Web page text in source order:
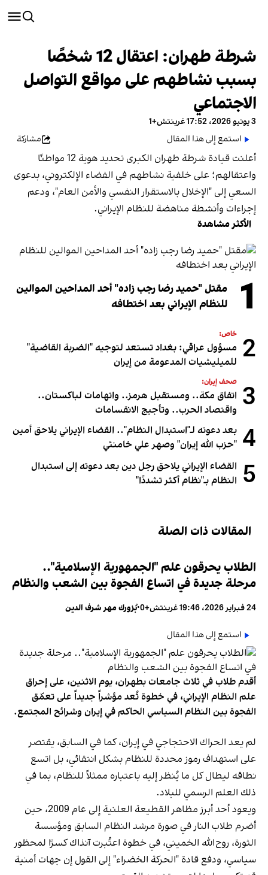
شرطة طهران: اعتقال 12 شخصًا
بسبب نشاطهم على مواقع التواصل
الاجتماعي
3 يونيو 2026، 17:52 غرينتش+1
استمع إلى هذا المقال
مشاركة
أعلنت قيادة شرطة طهران الكبرى تحديد هوية 12 مواطنًا
واعتقالهم؛ على خلفية نشاطهم في الفضاء الإلكتروني، بدعوى
السعي إلى "الإخلال بالاستقرار النفسي والأمن العام"، ودعم
إجراءات وأنشطة مناهضة للنظام الإيراني.
الأكثر مشاهدة
1
مقتل "حميد رضا رجب زاده" أحد المداحين الموالين
للنظام الإيراني بعد اختطافه
2 خاص:
مسؤول عراقي: بغداد تستعد لتوجيه "الضربة القاضية"
للميليشيات المدعومة من إيران
3 صحف إيران:
اتفاق مكة.. ومستقبل هرمز.. واتهامات لباكستان..
واقتصاد الحرب.. وتأجيج الانقسامات
4 بعد دعوته لـ"استبدال النظام".. القضاء الإيراني يلاحق أمين
"حزب الله إيران" وصهر علي خامنئي
5 القضاء الإيراني يلاحق رجل دين بعد دعوته إلى استبدال
النظام بـ"نظام أكثر تشددًا"
المقالات ذات الصلة
الطلاب يحرقون علم "الجمهورية الإسلامية"..
مرحلة جديدة في اتساع الفجوة بين الشعب والنظام
24 فبراير 2026، 19:46 غرينتش+0 •بُزورك مهر شرف الدين
استمع إلى هذا المقال
أقدم طلاب في ثلاث جامعات بطهران، يوم الاثنين، على إحراق
علم النظام الإيراني، في خطوة تُعد مؤشراً جديداً على تعمّق
الفجوة بين النظام السياسي الحاكم في إيران وشرائح المجتمع.
لم يعد الحراك الاحتجاجي في إيران، كما في السابق، يقتصر
على استهداف رموز محددة للنظام بشكل انتقائي، بل اتسع
نطاقه ليطال كل ما يُنظر إليه باعتباره ممثلاً للنظام، بما في
ذلك العلم الرسمي للبلاد.
ويعود أحد أبرز مظاهر القطيعة العلنية إلى عام 2009، حين
أضرم طلاب النار في صورة مرشد النظام السابق ومؤسسة
الثورة، روح‌الله الخميني، في خطوة اعتُبرت آنذاك كسرًا لمحظور
سياسي، ودفع قادة "الحركة الخضراء" إلى القول إن جهات أمنية